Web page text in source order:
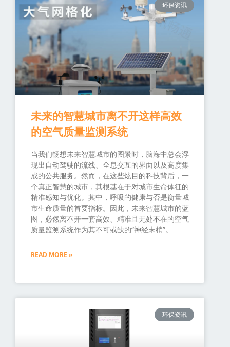
环保资讯
未来的智慧城市离不开这样高效
的空气质量监测系统
当我们畅想未来智慧城市的图景时，脑海中总会浮
现出自动驾驶的流线、全息交互的界面以及高度集
成的公共服务。然而，在这些炫目的科技背后，一
个真正智慧的城市，其根基在于对城市生命体征的
精准感知与优化。其中，呼吸的健康与否是衡量城
市生命质量的首要指标。因此，未来智慧城市的蓝
图，必然离不开一套高效、精准且无处不在的空气
质量监测系统作为其不可或缺的“神经末梢”。
READ MORE »
环保资讯